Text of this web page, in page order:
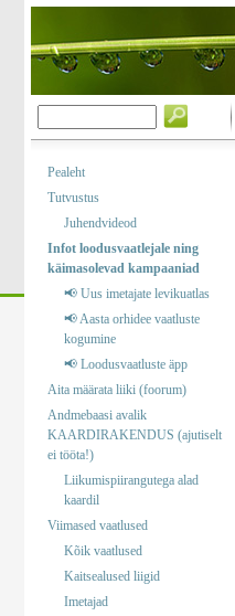
Pealeht
Tutvustus
Juhendvideod
Infot loodusvaatlejale ning
käimasolevad kampaaniad
📢 Uus imetajate levikuatlas
📢 Aasta orhidee vaatluste
kogumine
📢 Loodusvaatluste äpp
Aita määrata liiki (foorum)
Andmebaasi avalik
KAARDIRAKENDUS (ajutiselt
ei tööta!)
Liikumispiirangutega alad
kaardil
Viimased vaatlused
Kõik vaatlused
Kaitsealused liigid
Imetajad